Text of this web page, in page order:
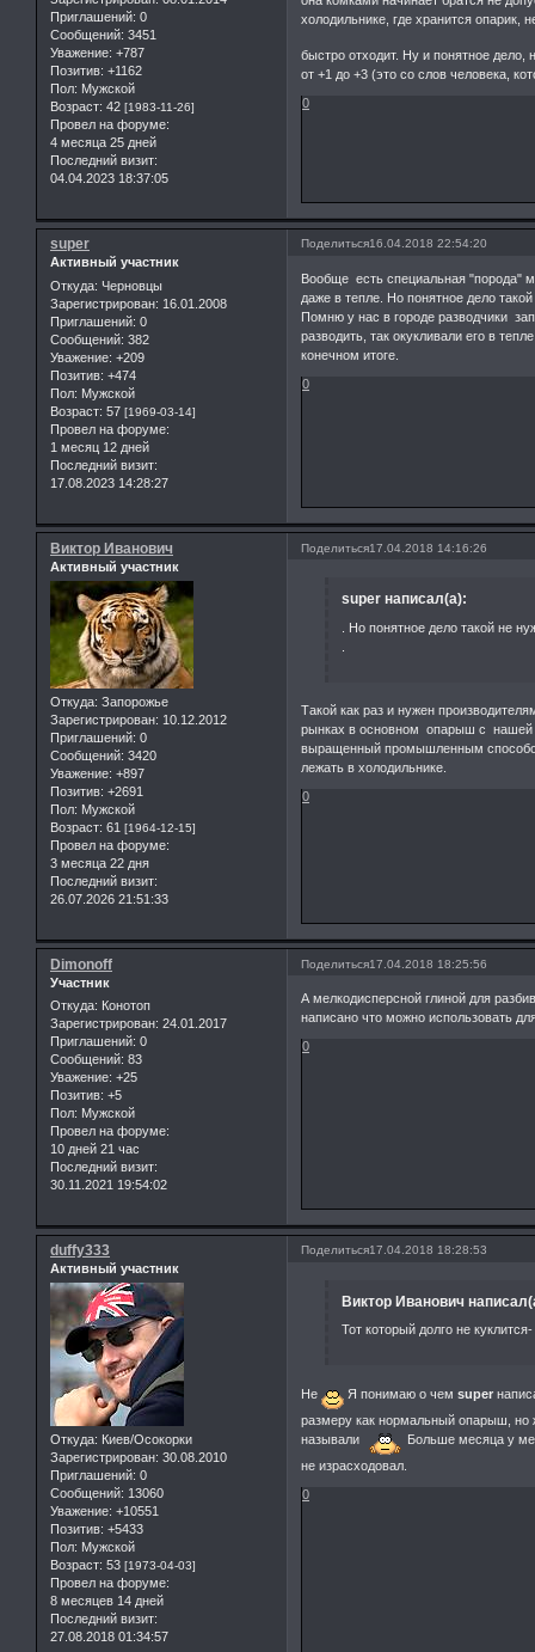
Приглашений: 0
Сообщений: 3451
Уважение: +787
Позитив: +1162
Пол: Мужской
Возраст: 42 [1983-11-26]
Провел на форуме:
4 месяца 25 дней
Последний визит:
04.04.2023 18:37:05
холодильнике, где хранится
быстро отходит. Ну и понятное
от +1 до +3 (это со слов человека,
0
Поделиться16.04.2018 22:54:20
super
Активный участник
Откуда: Черновцы
Зарегистрирован: 16.01.2008
Приглашений: 0
Сообщений: 382
Уважение: +209
Позитив: +474
Пол: Мужской
Возраст: 57 [1969-03-14]
Провел на форуме:
1 месяц 12 дней
Последний визит:
17.08.2023 14:28:27
Вообще есть специальная "порода"
даже в тепле. Но понятное дело
Помню у нас в городе разводчики
разводить, так окукливали его в
конечном итоге.
0
Поделиться17.04.2018 14:16:26
Виктор Иванович
Активный участник
Откуда: Запорожье
Зарегистрирован: 10.12.2012
Приглашений: 0
Сообщений: 3420
Уважение: +897
Позитив: +2691
Пол: Мужской
Возраст: 61 [1964-12-15]
Провел на форуме:
3 месяца 22 дня
Последний визит:
26.07.2026 21:51:33
super написал(а):
. Но понятное дело такой не
Такой как раз и нужен
рынках в основном опарыш с нашей
выращенный промышленным
лежать в холодильнике.
0
Поделиться17.04.2018 18:25:56
Dimonoff
Участник
Откуда: Конотоп
Зарегистрирован: 24.01.2017
Приглашений: 0
Сообщений: 83
Уважение: +25
Позитив: +5
Пол: Мужской
Провел на форуме:
10 дней 21 час
Последний визит:
30.11.2021 19:54:02
А мелкодисперсной глиной для
написано что можно использовать
0
Поделиться17.04.2018 18:28:53
duffy333
Активный участник
Откуда: Киев/Осокорки
Зарегистрирован: 30.08.2010
Приглашений: 0
Сообщений: 13060
Уважение: +10551
Позитив: +5433
Пол: Мужской
Возраст: 53 [1973-04-03]
Провел на форуме:
8 месяцев 14 дней
Последний визит:
27.08.2018 01:34:57
Виктор Иванович
Тот который долго не
Не Я понимаю о чемsuper
размеру как нормальный опарыш, но
называли
Больше месяца у
не израсходовал.
0